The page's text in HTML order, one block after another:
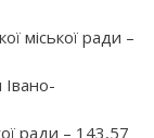
міської ради –
ради – 143,57